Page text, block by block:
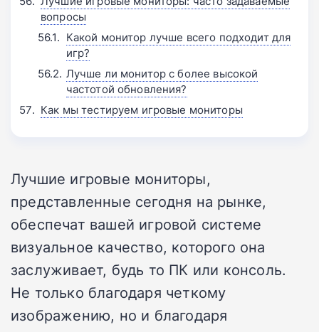
вопросы
Какой монитор лучше всего подходит для
игр?
Лучше ли монитор с более высокой
частотой обновления?
Как мы тестируем игровые мониторы
Лучшие игровые мониторы,
представленные сегодня на рынке,
обеспечат вашей игровой системе
визуальное качество, которого она
заслуживает, будь то ПК или консоль.
Не только благодаря четкому
изображению, но и благодаря